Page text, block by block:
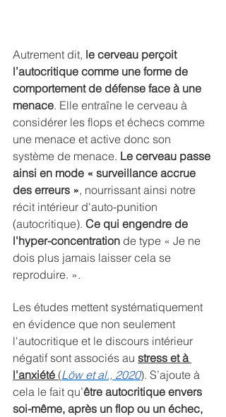
Autrement dit, le cerveau perçoit
l’autocritique comme une forme de
comportement de défense face à une
menace. Elle entraîne le cerveau à
considérer les flops et échecs comme
une menace et active donc son
système de menace. Le cerveau passe
ainsi en mode « surveillance accrue
des erreurs », nourrissant ainsi notre
récit intérieur d'auto-punition
(autocritique). Ce qui engendre de
l'hyper-concentration de type « Je ne
dois plus jamais laisser cela se
reproduire. ».
Les études mettent systématiquement
en évidence que non seulement
l'autocritique et le discours intérieur
négatif sont associés au stress et à
l'anxiété (Löw et al., 2020). S’ajoute à
cela le fait qu’être autocritique envers
soi-même, après un flop ou un échec,